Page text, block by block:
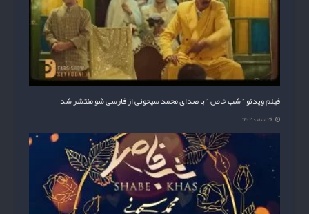
فیلم ویدئو ” شب خاص ” با صدای محمد سیحونی از فارسی شو منتشر شد
۲۶ اسفند ۱۴۰۲